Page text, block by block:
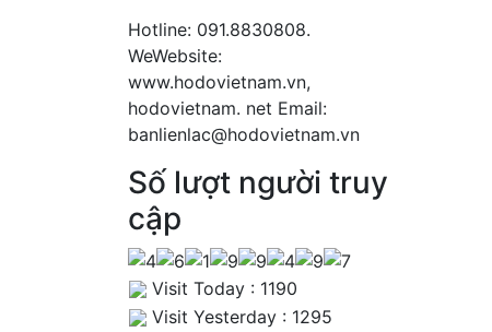
Hotline: 091.8830808.
WeWebsite:
www.hodovietnam.vn,
hodovietnam. net Email:
banlienlac@hodovietnam.vn
Số lượt người truy
cập
Visit Today : 1190
Visit Yesterday : 1295